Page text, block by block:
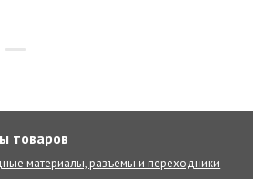
товаров
материалы, разъемы и переходники